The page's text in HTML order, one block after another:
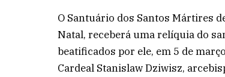
O Santuário dos Santos Mártires
Natal, receberá uma relíquia do
beatificados por ele, em 5 de
Cardeal Stanislaw Dziwisz,